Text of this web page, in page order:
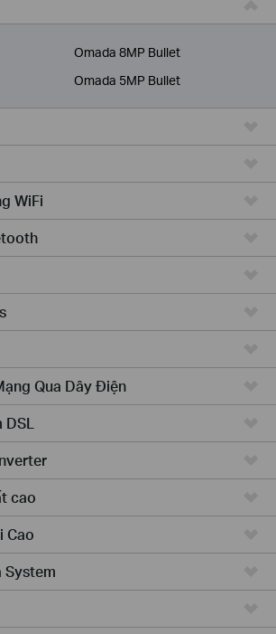
Omada 8MP Bullet
Omada 5MP Bullet
WiFi
Qua Dây Điện
cao
Cao
System